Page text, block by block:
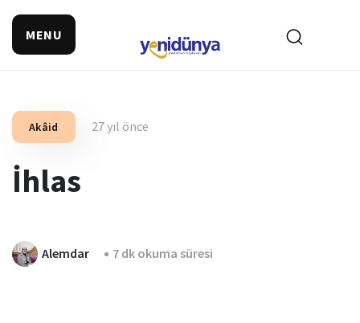
MENU
Akâid 27 yıl önce
İhlas
Alemdar 7 dk okuma süresi